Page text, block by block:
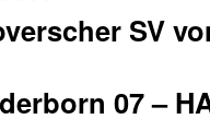
SV
07 –